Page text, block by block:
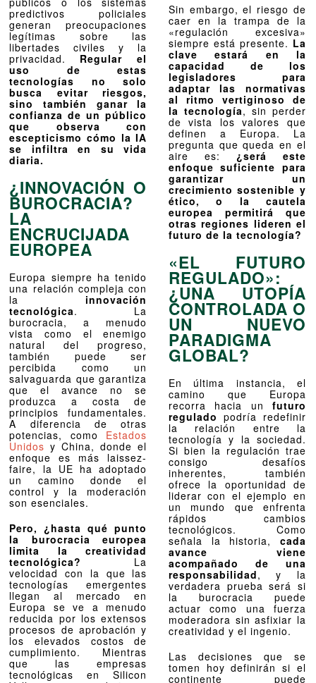
predictivos policiales
generan preocupaciones
legítimas sobre las
libertades civiles y la
privacidad. Regular el
uso de estas
tecnologías no solo
busca evitar riesgos,
sino también ganar la
confianza de un público
que observa con
escepticismo cómo la IA
se infiltra en su vida
diaria.
¿INNOVACIÓN O
BUROCRACIA?
LA
ENCRUCIJADA
EUROPEA
Europa siempre ha tenido
una relación compleja con
la innovación
tecnológica. La
burocracia, a menudo
vista como el enemigo
natural del progreso,
también puede ser
percibida como un
salvaguarda que garantiza
que el avance no se
produzca a costa de
principios fundamentales.
A diferencia de otras
potencias, como Estados
Unidos y China, donde el
enfoque es más laissez-
faire, la UE ha adoptado
un camino donde el
control y la moderación
son esenciales.
Pero, ¿hasta qué punto
la burocracia europea
limita la creatividad
tecnológica?
La
velocidad con la que las
tecnologías emergentes
llegan al mercado en
Europa se ve a menudo
reducida por los extensos
procesos de aprobación y
los elevados costos de
cumplimiento. Mientras
que las empresas
tecnológicas en Silicon
Sin embargo, el riesgo de
caer en la trampa de la
«regulación excesiva»
siempre está presente. La
clave estará en la
capacidad de los
legisladores para
adaptar las normativas
al ritmo vertiginoso de
la tecnología, sin perder
de vista los valores que
definen a Europa. La
pregunta que queda en el
aire es: ¿será este
enfoque suficiente para
garantizar un
crecimiento sostenible y
ético, o la cautela
europea permitirá que
otras regiones lideren el
futuro de la tecnología?
«EL FUTURO
REGULADO»:
¿UNA UTOPÍA
CONTROLADA O
UN NUEVO
PARADIGMA
GLOBAL?
En última instancia, el
camino que Europa
recorra hacia un futuro
regulado podría redefinir
la relación entre la
tecnología y la sociedad.
Si bien la regulación trae
consigo desafíos
inherentes, también
ofrece la oportunidad de
liderar con el ejemplo en
un mundo que enfrenta
rápidos cambios
tecnológicos. Como
señala la historia, cada
avance viene
acompañado de una
responsabilidad, y la
verdadera prueba será si
la burocracia puede
actuar como una fuerza
moderadora sin asfixiar la
creatividad y el ingenio.
Las decisiones que se
tomen hoy definirán si el
continente puede